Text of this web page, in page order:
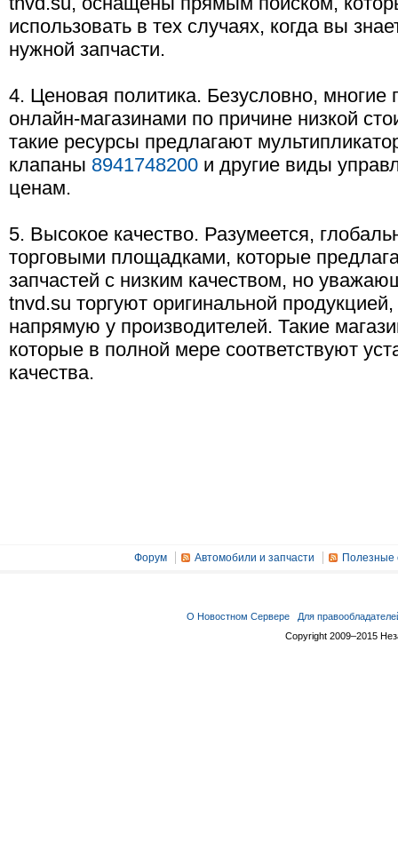
использовать в тех случаях, когда вы
нужной запчасти.
4. Ценовая политика. Безусловно, многие
онлайн-магазинами по причине низкой
такие ресурсы предлагают
клапаны 8941748200 и другие виды
ценам.
5. Высокое качество. Разумеется,
торговыми площадками, которые
запчастей с низким качеством, но
tnvd.su торгуют оригинальной
напрямую у производителей. Такие
которые в полной мере соответствуют
качества.
Форум Автомобили и запчасти Полезные
О Новостном Сервере
Для
Copyright 2009–2015